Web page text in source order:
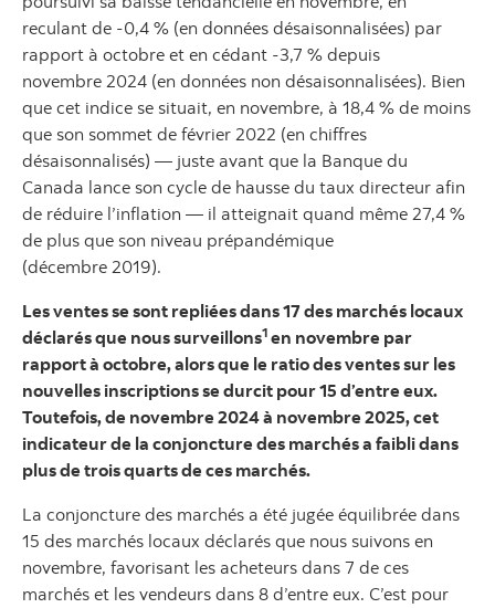
reculant de -0,4 % (en données désaisonnalisées) par
rapport à octobre et en cédant -3,7 % depuis
novembre 2024 (en données non désaisonnalisées). Bien
que cet indice se situait, en novembre, à 18,4 % de moins
que son sommet de février 2022 (en chiffres
désaisonnalisés) — juste avant que la Banque du
Canada lance son cycle de hausse du taux directeur afin
de réduire l’inflation — il atteignait quand même 27,4 %
de plus que son niveau prépandémique
(décembre 2019).
Les ventes se sont repliées dans 17 des marchés locaux
déclarés que nous surveillons1 en novembre par
rapport à octobre, alors que le ratio des ventes sur les
nouvelles inscriptions se durcit pour 15 d’entre eux.
Toutefois, de novembre 2024 à novembre 2025, cet
indicateur de la conjoncture des marchés a faibli dans
plus de trois quarts de ces marchés.
La conjoncture des marchés a été jugée équilibrée dans
15 des marchés locaux déclarés que nous suivons en
novembre, favorisant les acheteurs dans 7 de ces
marchés et les vendeurs dans 8 d’entre eux. C’est pour